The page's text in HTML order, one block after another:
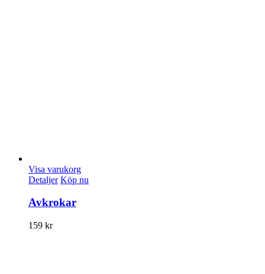
Visa varukorg
Detaljer Köp nu
Avkrokar
159 kr